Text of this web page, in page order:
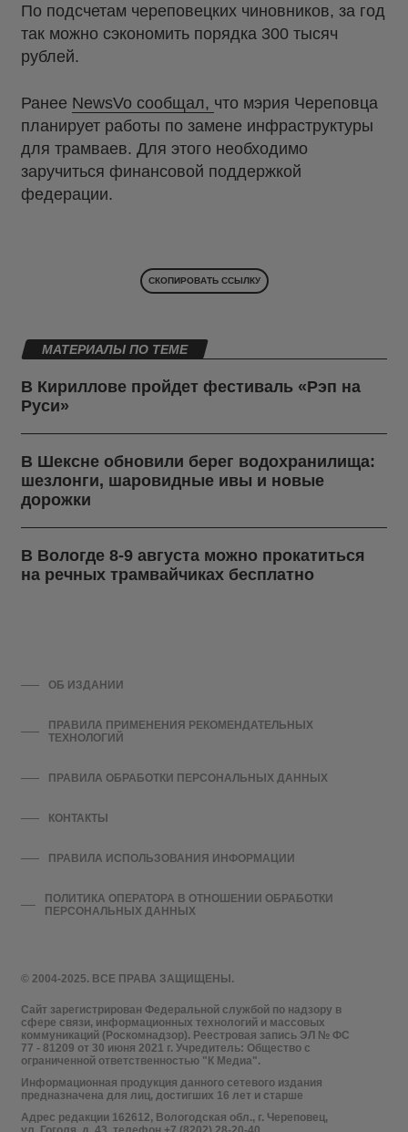
По подсчетам череповецких чиновников, за год
так можно сэкономить порядка 300 тысяч
рублей.
Ранее NewsVo сообщал, что мэрия Череповца
планирует работы по замене инфраструктуры
для трамваев. Для этого необходимо
заручиться финансовой поддержкой
федерации.
СКОПИРОВАТЬ ССЫЛКУ
МАТЕРИАЛЫ ПО ТЕМЕ
В Кириллове пройдет фестиваль «Рэп на
Руси»
В Шексне обновили берег водохранилища:
шезлонги, шаровидные ивы и новые
дорожки
В Вологде 8-9 августа можно прокатиться
на речных трамвайчиках бесплатно
© 2004-2025. ВСЕ ПРАВА ЗАЩИЩЕНЫ.
Сайт зарегистрирован Федеральной службой по надзору в
сфере связи, информационных технологий и массовых
коммуникаций (Роскомнадзор). Реестровая запись ЭЛ № ФС
77 - 81209 от 30 июня 2021 г. Учредитель: Общество с
ограниченной ответственностью "К Медиа".
Информационная продукция данного сетевого издания
предназначена для лиц, достигших 16 лет и старше
Адрес редакции 162612, Вологодская обл., г. Череповец,
ОБ ИЗДАНИИ
ПРАВИЛА ПРИМЕНЕНИЯ РЕКОМЕНДАТЕЛЬНЫХ
ТЕХНОЛОГИЙ
ПРАВИЛА ОБРАБОТКИ ПЕРСОНАЛЬНЫХ ДАННЫХ
КОНТАКТЫ
ПРАВИЛА ИСПОЛЬЗОВАНИЯ ИНФОРМАЦИИ
ПОЛИТИКА ОПЕРАТОРА В ОТНОШЕНИИ ОБРАБОТКИ
ПЕРСОНАЛЬНЫХ ДАННЫХ